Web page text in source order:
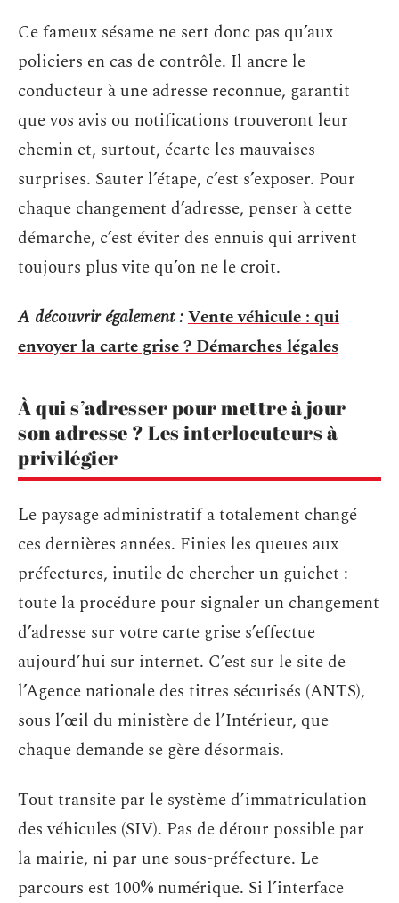
Ce fameux sésame ne sert donc pas qu’aux
policiers en cas de contrôle. Il ancre le
conducteur à une adresse reconnue, garantit
que vos avis ou notifications trouveront leur
chemin et, surtout, écarte les mauvaises
surprises. Sauter l’étape, c’est s’exposer. Pour
chaque changement d’adresse, penser à cette
démarche, c’est éviter des ennuis qui arrivent
toujours plus vite qu’on ne le croit.
A découvrir également :Vente véhicule : qui
envoyer la carte grise ? Démarches légales
À qui s’adresser pour mettre à jour
son adresse ? Les interlocuteurs à
privilégier
Le paysage administratif a totalement changé
ces dernières années. Finies les queues aux
préfectures, inutile de chercher un guichet :
toute la procédure pour signaler un changement
d’adresse sur votre carte grise s’effectue
aujourd’hui sur internet. C’est sur le site de
l’Agence nationale des titres sécurisés (ANTS),
sous l’œil du ministère de l’Intérieur, que
chaque demande se gère désormais.
Tout transite par le système d’immatriculation
des véhicules (SIV). Pas de détour possible par
la mairie, ni par une sous-préfecture. Le
parcours est 100% numérique. Si l’interface